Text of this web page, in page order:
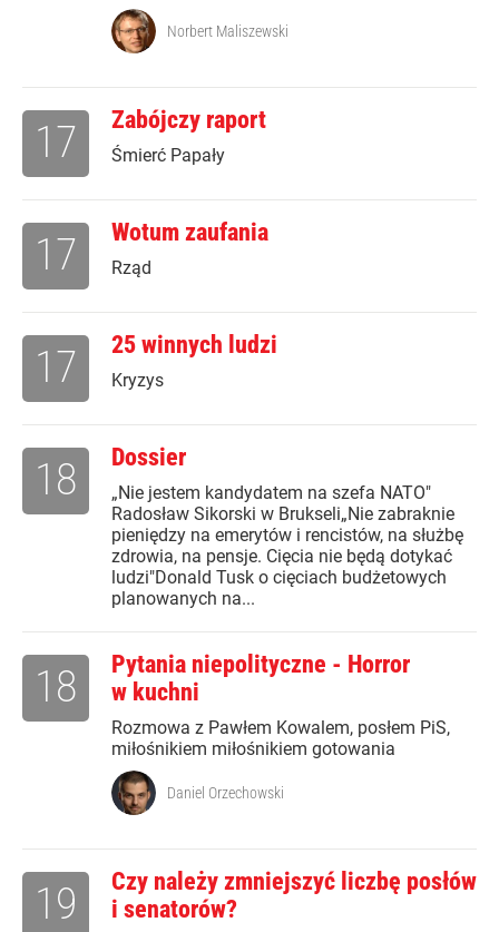
Norbert Maliszewski
Zabójczy raport
Śmierć Papały
17
Wotum zaufania
Rząd
17
25 winnych ludzi
Kryzys
17
Dossier
„Nie jestem kandydatem na szefa NATO"
Radosław Sikorski w Brukseli„Nie zabraknie
pieniędzy na emerytów i rencistów, na służbę
zdrowia, na pensje. Cięcia nie będą dotykać
ludzi"Donald Tusk o cięciach budżetowych
planowanych na...
18
Pytania niepolityczne - Horror
w kuchni
Rozmowa z Pawłem Kowalem, posłem PiS,
miłośnikiem miłośnikiem gotowania
18
Daniel Orzechowski
Czy należy zmniejszyć liczbę posłów
i senatorów?
19